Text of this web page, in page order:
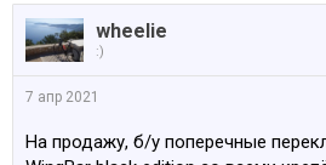
wheelie
:)
7 апр 2021
На продажу, б/у поперечные